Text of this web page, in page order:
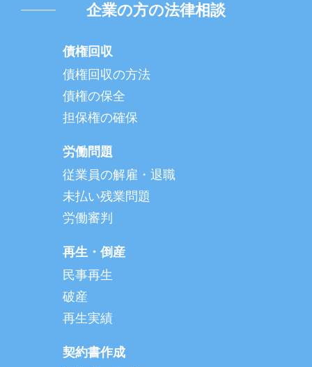
企業の方の法律相談
債権回収
債権回収の方法
債権の保全
担保権の確保
労働問題
従業員の解雇・退職
未払い残業問題
労働審判
再生・倒産
民事再生
破産
再生実績
契約書作成